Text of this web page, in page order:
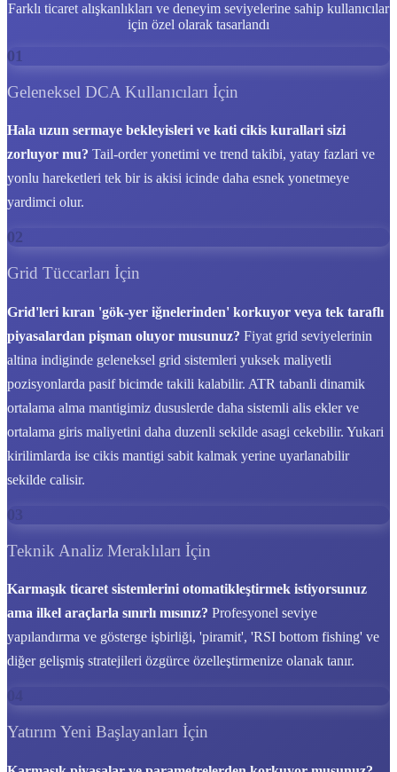
Farklı ticaret alışkanlıkları ve deneyim seviyelerine sahip kullanıcılar
için özel olarak tasarlandı
01
Geleneksel DCA Kullanıcıları İçin
Hala uzun sermaye bekleyisleri ve kati cikis kurallari sizi
zorluyor mu? Tail-order yonetimi ve trend takibi, yatay fazlari ve
yonlu hareketleri tek bir is akisi icinde daha esnek yonetmeye
yardimci olur.
02
Grid Tüccarları İçin
Grid'leri kıran 'gök-yer iğnelerinden' korkuyor veya tek taraflı
piyasalardan pişman oluyor musunuz? Fiyat grid seviyelerinin
altina indiginde geleneksel grid sistemleri yuksek maliyetli
pozisyonlarda pasif bicimde takili kalabilir. ATR tabanli dinamik
ortalama alma mantigimiz dususlerde daha sistemli alis ekler ve
ortalama giris maliyetini daha duzenli sekilde asagi cekebilir. Yukari
kirilimlarda ise cikis mantigi sabit kalmak yerine uyarlanabilir
sekilde calisir.
03
Teknik Analiz Meraklıları İçin
Karmaşık ticaret sistemlerini otomatikleştirmek istiyorsunuz
ama ilkel araçlarla sınırlı mısınız? Profesyonel seviye
yapılandırma ve gösterge işbirliği, 'piramit', 'RSI bottom fishing' ve
diğer gelişmiş stratejileri özgürce özelleştirmenize olanak tanır.
Yatırım Yeni Başlayanları İçin